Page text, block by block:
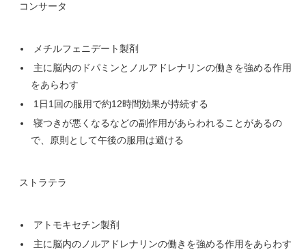
コンサータ
メチルフェニデート製剤
主に脳内のドパミンとノルアドレナリンの働きを強める作用
をあらわす
1日1回の服用で約12時間効果が持続する
寝つきが悪くなるなどの副作用があらわれることがあるの
で、原則として午後の服用は避ける
ストラテラ
アトモキセチン製剤
主に脳内のノルアドレナリンの働きを強める作用をあらわす